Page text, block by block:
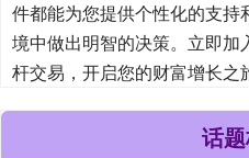
件都能为您提供个性化的支
境中做出明智的决策。立即
杆交易，开启您的财富增长之
话